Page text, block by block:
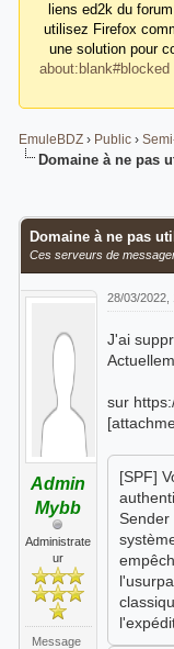
liens ed2k du
utilisez Firefox
une solution pour
EmuleBDZ› Public›
Domaine à ne pas
Domaine à ne pas
Ces serveurs de
Admin
Mybb
Administrate
ur
Message
28/03/2022,
J'ai
sur
[SPF]
Sender